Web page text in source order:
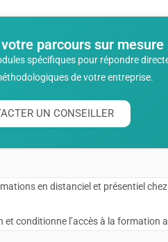
parcours sur mesure
spécifiques pour répondre
de votre entreprise.
UN CONSEILLER
en distanciel et présentiel chez
conditionne l’accès à la formation